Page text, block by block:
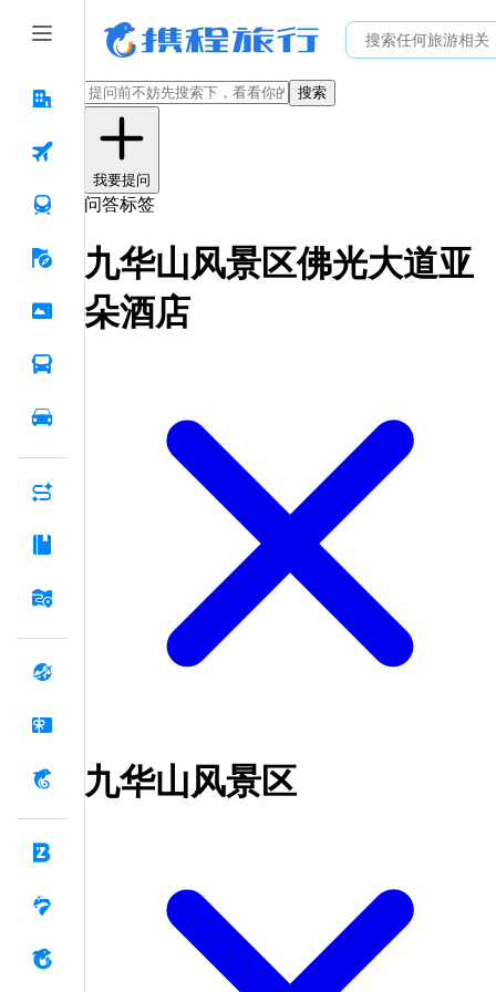
搜索
我要提问
问答标签
九华山风景区佛光大道亚
朵酒店
九华山风景区